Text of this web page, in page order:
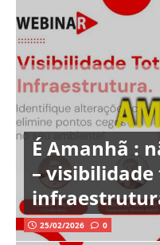
É Amanhã :
–
25/02/2026 0